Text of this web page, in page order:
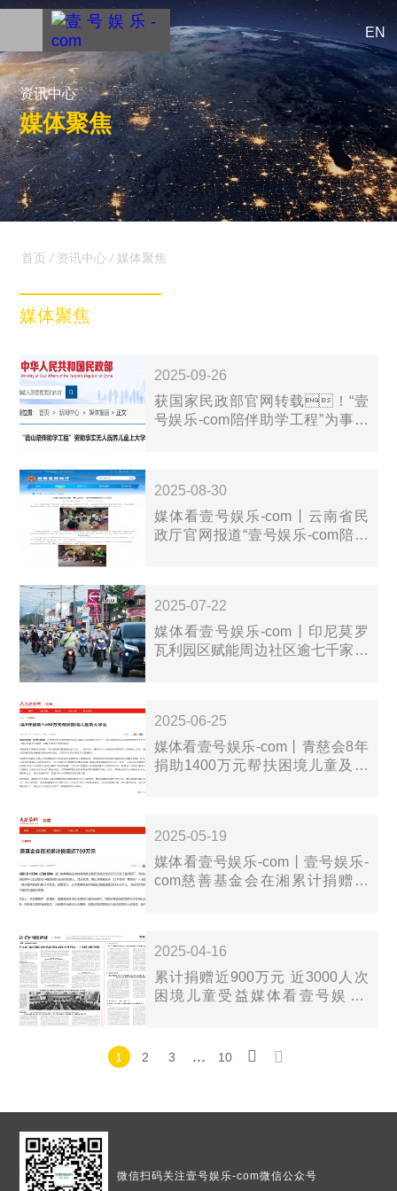
EN
资讯中心
媒体聚焦
首页 / 资讯中心 / 媒体聚焦
媒体聚焦
2025-09-26
获国家民政部官网转载！“壹
号娱乐-com陪伴助学工程”为事实
2025-08-30
媒体看壹号娱乐-com丨云南省民
政厅官网报道“壹号娱乐-com陪伴
2025-07-22
媒体看壹号娱乐-com丨印尼莫罗
瓦利园区赋能周边社区逾七千家小
2025-06-25
媒体看壹号娱乐-com丨青慈会8年
捐助1400万元帮扶困境儿童及大
2025-05-19
媒体看壹号娱乐-com丨壹号娱乐-
com慈善基金会在湘累计捐赠近
2025-04-16
累计捐赠近900万元 近3000人次
困境儿童受益媒体看壹号娱乐-
1 2 3 ... 10
微信扫码关注壹号娱乐-com微信公众号